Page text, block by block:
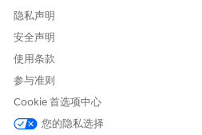
在使用事务管理管理报价和订单之
了解这些配置，包括页面布局更新
保准确的事务处理和数据完整性。
事务管理限制
查看事务管理的记录、属性和捆
保持在支持的阈值内。了解这些
避免资产生命周期运营过程中的进
隐私声明
安全声明
使用条款
参与准则
Cookie 首选项中心
您的隐私选择